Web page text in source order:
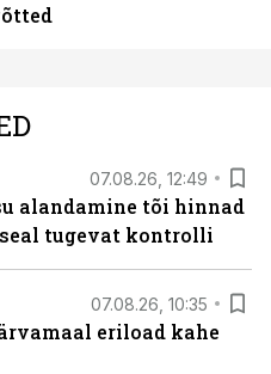
07.08.26, 12:49
alandamine tõi hinnad
tugevat kontrolli
07.08.26, 10:35
eriload kahe